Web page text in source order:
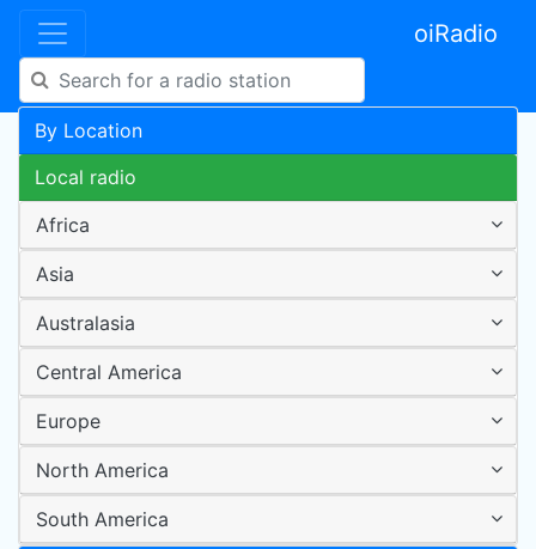
oiRadio
By Location
Local radio
Africa
Asia
Australasia
Central America
Europe
North America
South America